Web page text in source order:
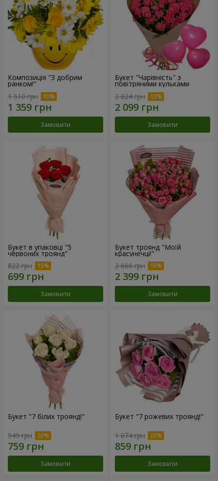
Композиція "З добрим
ранком!"
1 510 грн
Замовити
Букет "Чарівність" з
повітряними кульками
2 624 грн
Замовити
Букет в упаковці "5
червоних троянд"
822 грн
Замовити
Букет троянд "Моїй
красунечці!"
2 666 грн
Замовити
Букет "7 білих троянд!"
949 грн
Замовити
Букет "7 рожевих троянд!"
1 074 грн
Замовити